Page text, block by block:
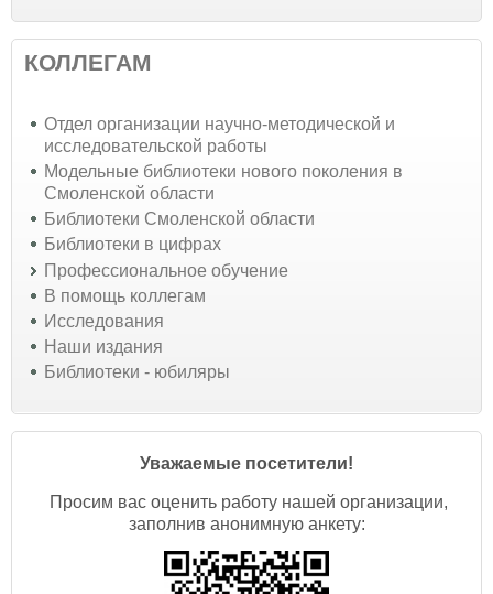
КОЛЛЕГАМ
Отдел организации научно-методической и
исследовательской работы
Модельные библиотеки нового поколения в
Смоленской области
Библиотеки Смоленской области
Библиотеки в цифрах
Профессиональное обучение
В помощь коллегам
Исследования
Наши издания
Библиотеки - юбиляры
Уважаемые посетители!
Просим вас оценить работу нашей организации,
заполнив анонимную анкету: